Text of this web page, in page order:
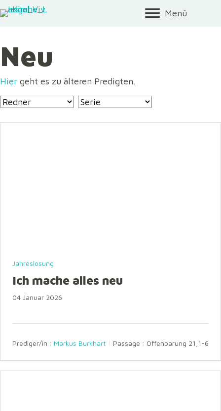
Menü
Neu
Hier geht es zu älteren Predigten.
Jahreslosung
Ich mache alles neu
04 Januar 2026
Prediger/in : Markus Burkhart Passage : Offenbarung 21,1-6